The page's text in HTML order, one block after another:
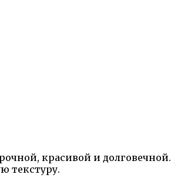
красивой и долговечной.
текстуру.